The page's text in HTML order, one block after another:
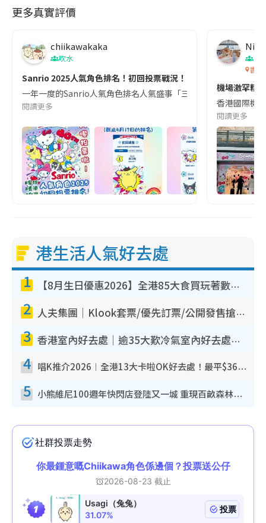
更多真實評價
chiikawakaka
吹水
Sanrio 2025人氣角色排名！初回投票戰況！目前香港第一位係佢
一年一度的Sanrio人氣角色排名人氣盛事「三麗鷗肖像大賞（
閱讀更多
香港
機場激罕精
香港國際機
閱讀更多
港生活人氣好去處
1 【8月生日優惠2026】全港85大食買玩著數攻略 自助餐/火鍋放題同行免費＋誠品/DONKI送現金券
2 人夫集團｜Klook套票/優先訂票/公開發售搶飛攻略！附票價.購票連結.場地座位表
3 香港室內好去處｜逾35大歎冷氣室內好去處推介 室內活動免費避雨無懼落雨
4 唱K推介2026︱全港13大卡啦OK好去處！最平$36起 日文K都有！(附地址+收費詳情)
5 小熊維尼100週年快閃店登陸又一城 重現百畝森林經典場景／獨家限定盲盒登場／專屬DIY香水